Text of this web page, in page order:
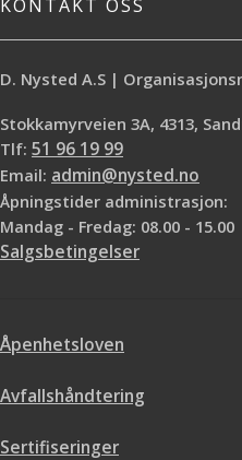
KONTAKT OSS
D. Nysted A.S |
Stokkamyrveien 3A, 4313,
Tlf: 51 96 19 99
Email: admin@nysted.no
Åpningstider administrasjon:
Mandag - Fredag: 08.00 - 15.00
Salgsbetingelser
Åpenhetsloven
Avfallshåndtering
Sertifiseringer